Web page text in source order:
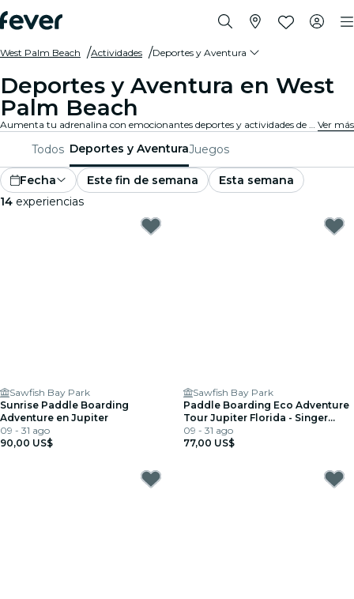
West Palm Beach Actividades Deportes y Aventura
Deportes y Aventura en West
Palm Beach
Aumenta tu adrenalina con emocionantes deportes y actividades de aventura en West Palm Beach. Ya sea que te guste el senderismo, la escalada en roca o los deportes extremos, aquí lo encontrarás. Ver más
Todos Deportes y AventuraJuegos
Fecha Este fin de semana
Esta semana
14 experiencias
Sawfish Bay Park
Sunrise Paddle Boarding
Adventure en Jupiter
09 - 31 ago
90,00 US$
Sawfish Bay Park
Paddle Boarding Eco Adventure
Tour Jupiter Florida - Singer
Island
09 - 31 ago
77,00 US$